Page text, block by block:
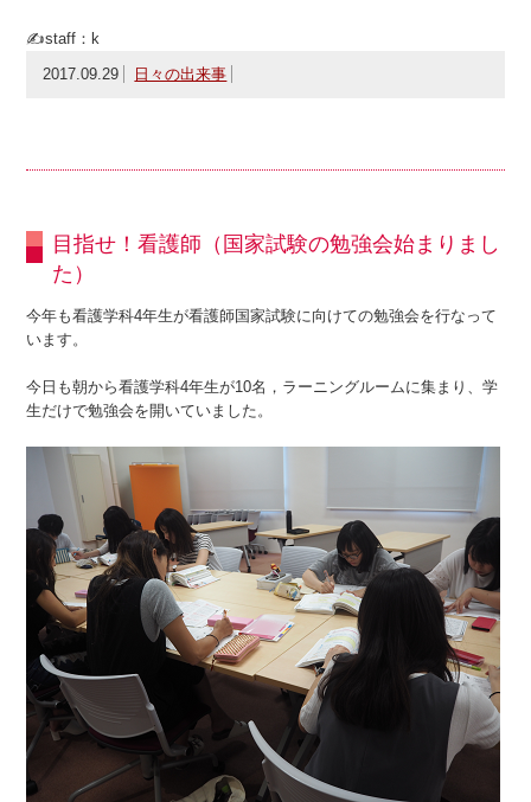
✍staff：k
2017.09.29
日々の出来事
目指せ！看護師（国家試験の勉強会始まりまし
た）
今年も看護学科4年生が看護師国家試験に向けての勉強会を行なって
います。
今日も朝から看護学科4年生が10名，ラーニングルームに集まり、学
生だけで勉強会を開いていました。